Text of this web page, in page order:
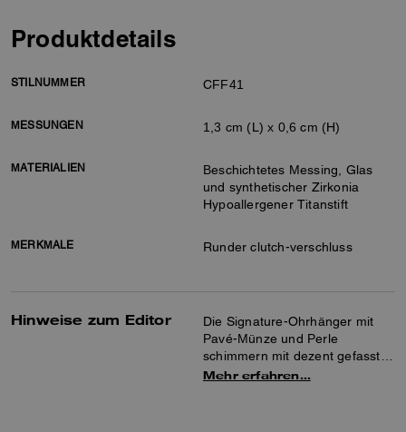
Produktdetails
STILNUMMER CFF41
MESSUNGEN 1,3 cm (L) x 0,6 cm (H)
MATERIALIEN
Beschichtetes Messing, Glas
und synthetischer Zirkonia
Hypoallergener Titanstift
MERKMALE Runder clutch-verschluss
Hinweise zum Editor
Die Signature-Ohrhänger mit
Pavé-Münze und Perle
schimmern mit dezent gefassten
Kristallen und sind mit einem
Mehr erfahren…